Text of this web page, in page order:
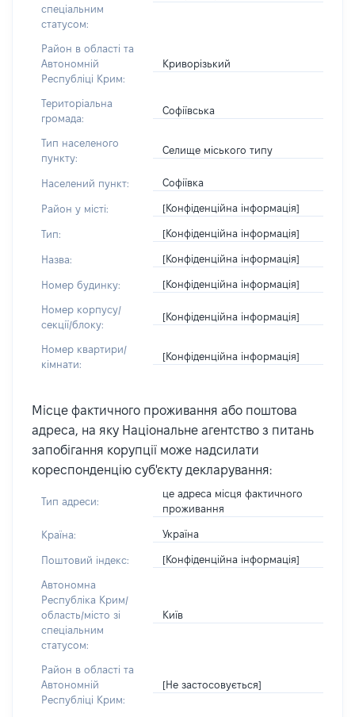
спеціальним
статусом:
Район в області та
Автономній
Республіці Крим:
Криворізький
Територіальна
громада:
Софіївська
Тип населеного
пункту:
Селище міського типу
Населений пункт: Софіївка
Район у місті: [Конфіденційна інформація]
Тип: [Конфіденційна інформація]
Назва: [Конфіденційна інформація]
Номер будинку: [Конфіденційна інформація]
Номер корпусу/
секції/блоку:
[Конфіденційна інформація]
Номер квартири/
кімнати:
[Конфіденційна інформація]
Місце фактичного проживання або поштова
адреса, на яку Національне агентство з питань
запобігання корупції може надсилати
кореспонденцію суб'єкту декларування:
Тип адреси:
це адреса місця фактичного
проживання
Країна: Україна
Поштовий індекс: [Конфіденційна інформація]
Автономна
Республіка Крим/
область/місто зі
спеціальним
статусом:
Київ
Район в області та
Автономній
Республіці Крим:
[Не застосовується]